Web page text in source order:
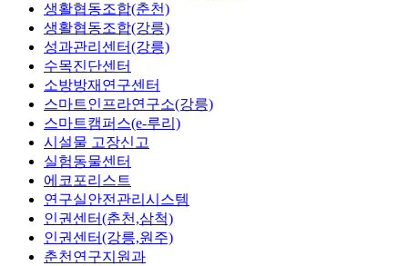
생활협동조합(춘천)
생활협동조합(강릉)
성과관리센터(강릉)
수목진단센터
소방방재연구센터
스마트인프라연구소(강릉)
스마트캠퍼스(e-루리)
시설물 고장신고
실험동물센터
에코포리스트
연구실안전관리시스템
인권센터(춘천,삼척)
인권센터(강릉,원주)
춘천연구지원과